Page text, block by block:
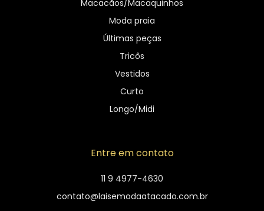
Macacãos/Macaquinhos
Moda praia
Últimas peças
Tricôs
Vestidos
Curto
Longo/Midi
Entre em contato
11 9 4977-4630
contato@laisemodaatacado.com.br